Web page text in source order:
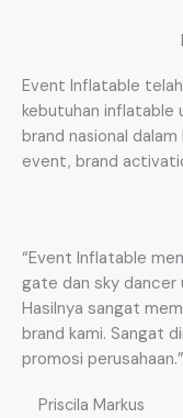
Event Inflatable
kebutuhan inflatable
brand nasional
event, brand
“Event Inflatable
gate dan sky dancer
Hasilnya sangat
brand kami. Sangat
promosi perusahaan.”
Priscila Markus